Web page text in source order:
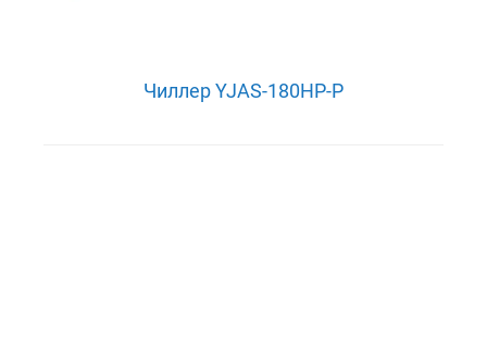
Чиллер YJAS-180HP-P